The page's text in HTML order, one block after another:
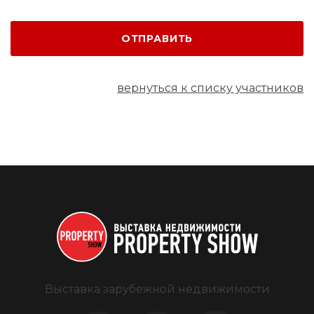
ОТПРАВИТЬ
вернуться к списку участников
Выставка зарубежной недвижимости